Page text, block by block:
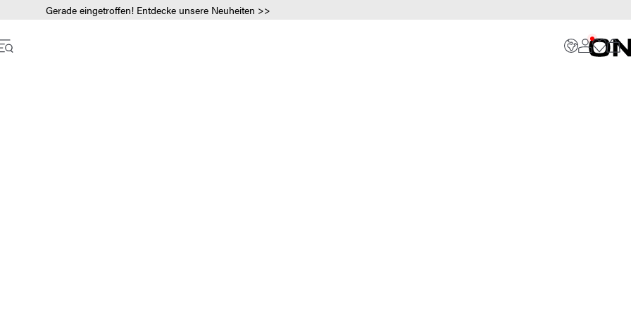
Gerade eingetroffen! Entdecke unsere Neuheiten >>